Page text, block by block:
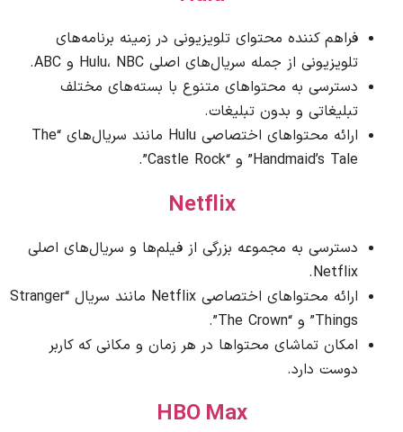
فراهم کننده محتوای تلویزیونی در زمینه برنامه‌های
تلویزیونی از جمله سریال‌های اصلی Hulu، NBC و ABC.
دسترسی به محتواهای متنوع با بسته‌های مختلف
تبلیغاتی و بدون تبلیغات.
ارائه محتواهای اختصاصی Hulu مانند سریال‌های “The
Handmaid’s Tale” و “Castle Rock”.
Netflix
دسترسی به مجموعه بزرگی از فیلم‌ها و سریال‌های اصلی
Netflix.
ارائه محتواهای اختصاصی Netflix مانند سریال “Stranger
Things” و “The Crown”.
امکان تماشای محتواها در هر زمان و مکانی که کاربر
دوست دارد.
HBO Max